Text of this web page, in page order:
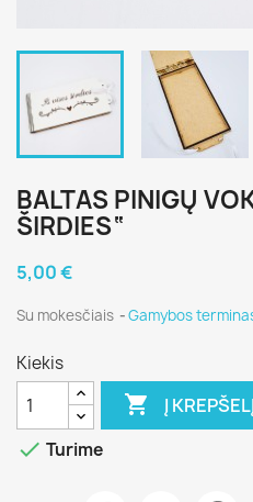
BALTAS PINIGŲ
ŠIRDIES“
5,00 €
Su mokesčiais Gamybos
Kiekis
 Į KREPŠELĮ
 Turime